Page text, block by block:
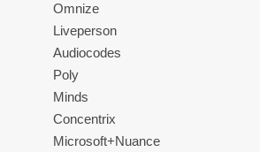
Omnize
Liveperson
Audiocodes
Poly
Minds
Concentrix
Microsoft+Nuance